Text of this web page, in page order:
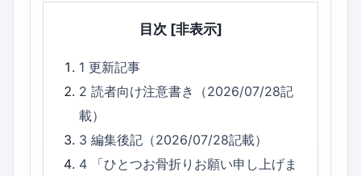
目次 [非表示]
1更新記事
2読者向け注意書き（2026/07/28記
載）
3編集後記（2026/07/28記載）
4
「ひとつお骨折りお願い申し上げま